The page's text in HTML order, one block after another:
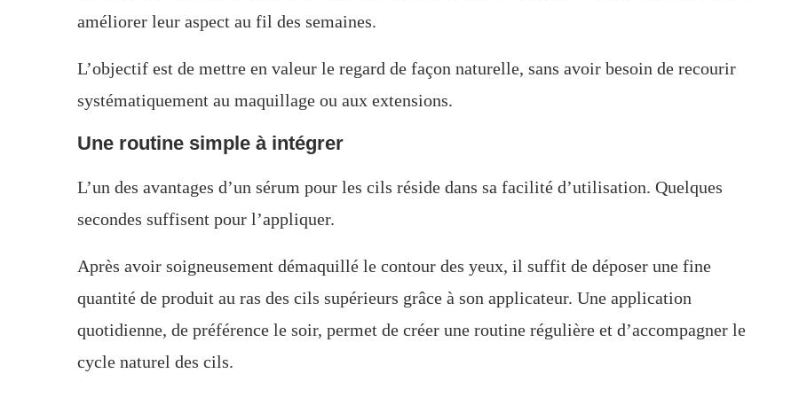
améliorer leur aspect au fil des semaines.
L’objectif est de mettre en valeur le regard de façon naturelle, sans avoir besoin de recourir
systématiquement au maquillage ou aux extensions.
Une routine simple à intégrer
L’un des avantages d’un sérum pour les cils réside dans sa facilité d’utilisation. Quelques
secondes suffisent pour l’appliquer.
Après avoir soigneusement démaquillé le contour des yeux, il suffit de déposer une fine
quantité de produit au ras des cils supérieurs grâce à son applicateur. Une application
quotidienne, de préférence le soir, permet de créer une routine régulière et d’accompagner le
cycle naturel des cils.